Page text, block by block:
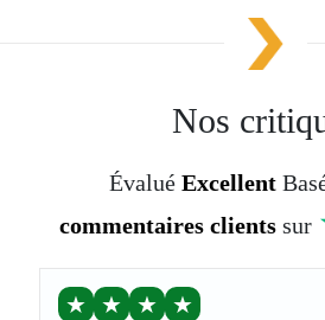
Nos
Évalué Excellent
commentaires clients sur
★ ★ ★ ★